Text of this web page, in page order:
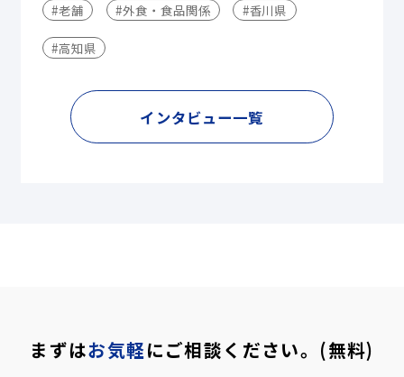
#老舗 #外食・食品関係 #香川県
#高知県
インタビュー一覧
まずはお気軽にご相談ください。(無料)